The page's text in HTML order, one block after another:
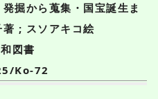
掘から蒐集・国宝誕生ま
; スソアキコ絵
図書
Ko-72